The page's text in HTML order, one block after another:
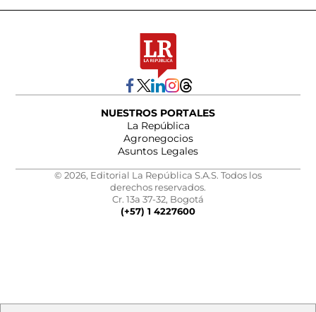
NUESTROS PORTALES
La República
Agronegocios
Asuntos Legales
© 2026, Editorial La República S.A.S. Todos los
derechos reservados.
Cr. 13a 37-32, Bogotá
(+57) 1 4227600